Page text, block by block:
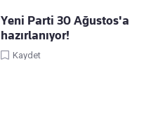
Yeni Parti 30 Ağustos'a
hazırlanıyor!
Kaydet